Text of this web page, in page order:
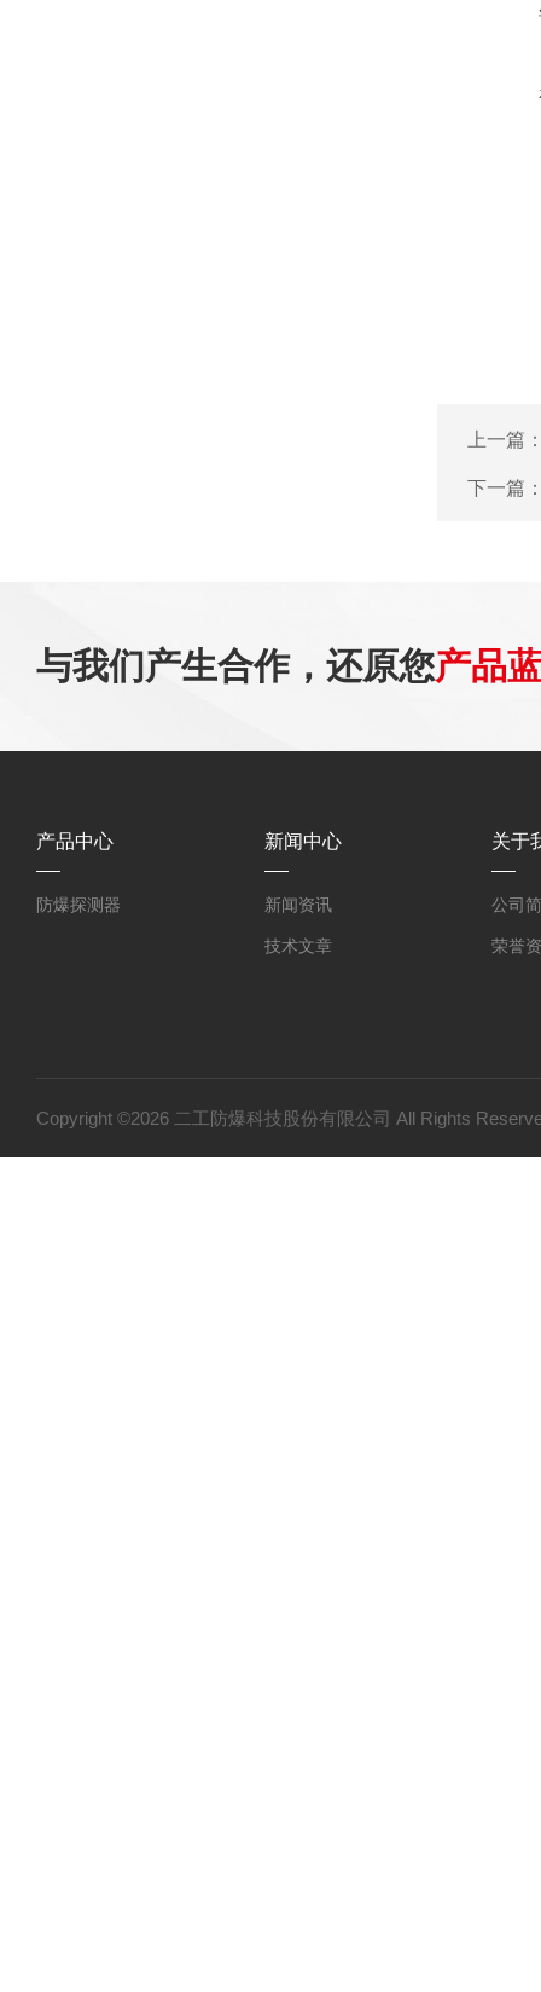
上一篇
下一篇
与我们产生合作，还原您产品
产品中心
防爆探测器
新闻中心
新闻资讯
技术文章
关于
公司
荣誉
Copyright ©2026 二工防爆科技股份有限公司 All Rights